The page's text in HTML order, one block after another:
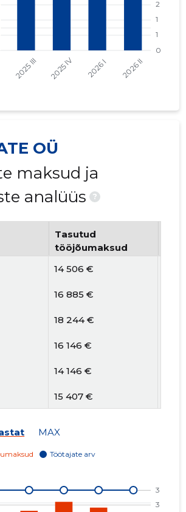
OÜ
maksud ja
analüüs
?
Tasutud
tööjõumaksud
14 506 €
16 885 €
18 244 €
16 146 €
14 146 €
15 407 €
16 712 €
MAX